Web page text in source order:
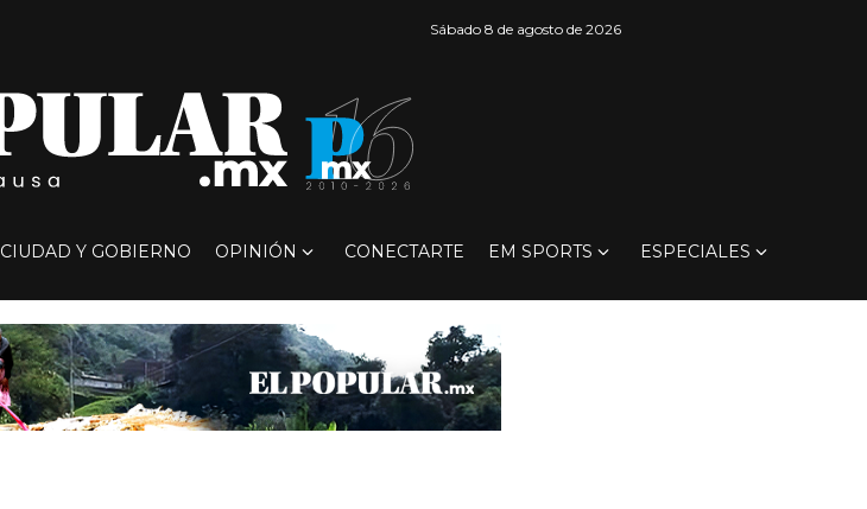
Sábado 8 de agosto de 2026
CIUDAD Y GOBIERNO OPINIÓN CONECTARTE EM SPORTS ESPECIALES